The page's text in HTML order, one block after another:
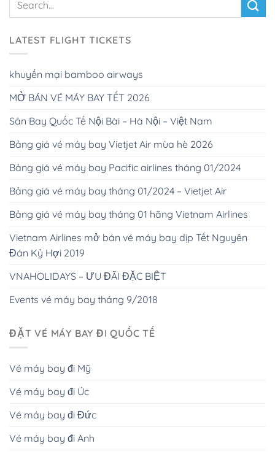
LATEST FLIGHT TICKETS
khuyến mại bamboo airways
MỞ BÁN VÉ MÁY BAY TẾT 2026
Sân Bay Quốc Tế Nội Bài – Hà Nội – Việt Nam
Bảng giá vé máy bay Vietjet Air mùa hè 2026
Bảng giá vé máy bay Pacific airlines tháng 01/2024
Bảng giá vé máy bay tháng 01/2024 – Vietjet Air
Bảng giá vé máy bay tháng 01 hãng Vietnam Airlines
Vietnam Airlines mở bán vé máy bay dịp Tết Nguyên
Đán Kỷ Hợi 2019
VNAHOLIDAYS – ƯU ĐÃI ĐẶC BIỆT
Events vé máy bay tháng 9/2018
ĐẶT VÉ MÁY BAY ĐI QUỐC TẾ
Vé máy bay đi Mỹ
Vé máy bay đi Úc
Vé máy bay đi Đức
Vé máy bay đi Anh